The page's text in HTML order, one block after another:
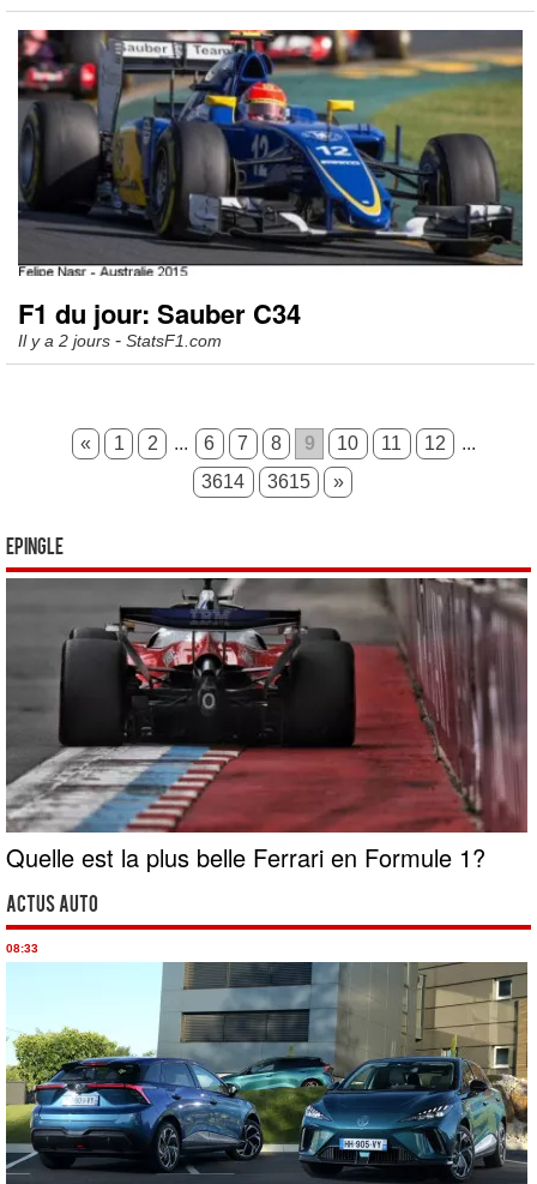
F1 du jour: Sauber C34
Il y a 2 jours - StatsF1.com
« 1 2 ... 6 7 8 9 10 11 12
...
3614
3615 »
Epingle
Quelle est la plus belle Ferrari en Formule 1?
Actus Auto
08:33